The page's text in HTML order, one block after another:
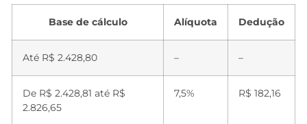
Base de cálculo Alíquota Dedução
Até R$ 2.428,80 – –
De R$ 2.428,81 até R$
2.826,65
7,5% R$ 182,16